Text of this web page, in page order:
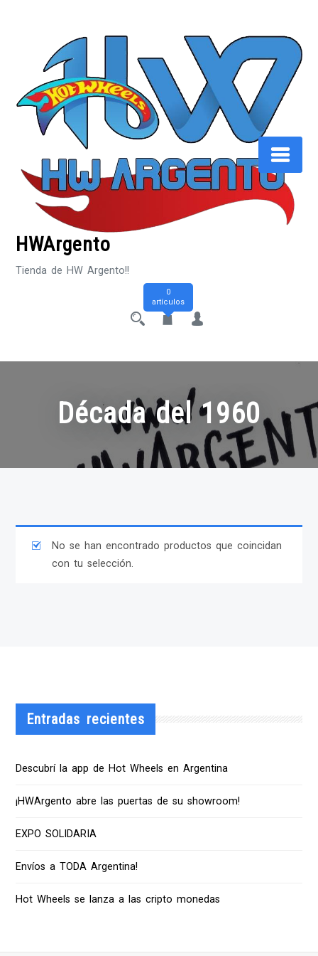
HWArgento
Tienda de HW Argento!!
0
artículos
Década del 1960
No se han encontrado productos que coincidan
con tu selección.
Entradas recientes
Descubrí la app de Hot Wheels en Argentina
¡HWArgento abre las puertas de su showroom!
EXPO SOLIDARIA
Envíos a TODA Argentina!
Hot Wheels se lanza a las cripto monedas